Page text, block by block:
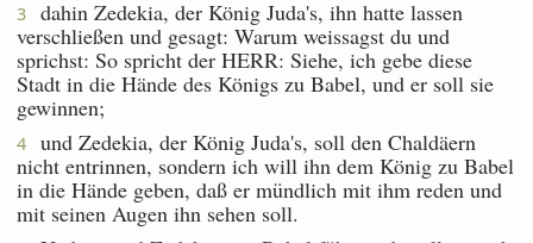
3
dahin Zedekia, der König Juda's, ihn hatte lassen
verschließen und gesagt: Warum weissagst du und
sprichst: So spricht der HERR: Siehe, ich gebe diese
Stadt in die Hände des Königs zu Babel, und er soll sie
gewinnen;
4
und Zedekia, der König Juda's, soll den Chaldäern
nicht entrinnen, sondern ich will ihn dem König zu Babel
in die Hände geben, daß er mündlich mit ihm reden und
mit seinen Augen ihn sehen soll.